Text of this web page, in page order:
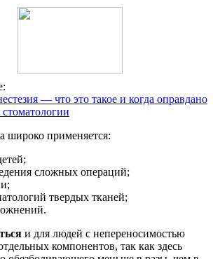
― что это такое и когда оправдано
широко применяется:
сложных операций;
твердых тканей;
и для людей с непереносимостью
компонентов, так как здесь